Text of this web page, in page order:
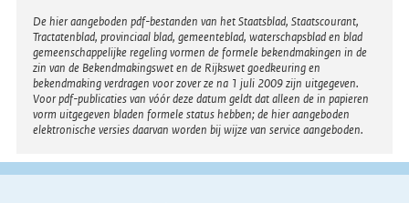
Disclaimer
De hier aangeboden pdf-bestanden van het Staatsblad, Staatscourant,
Tractatenblad, provinciaal blad, gemeenteblad, waterschapsblad en blad
gemeenschappelijke regeling vormen de formele bekendmakingen in de
zin van de Bekendmakingswet en de Rijkswet goedkeuring en
bekendmaking verdragen voor zover ze na 1 juli 2009 zijn uitgegeven.
Voor pdf-publicaties van vóór deze datum geldt dat alleen de in papieren
vorm uitgegeven bladen formele status hebben; de hier aangeboden
elektronische versies daarvan worden bij wijze van service aangeboden.